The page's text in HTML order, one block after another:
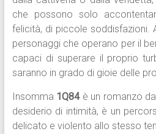
che possono solo
felicità, di piccole soddisfazioni.
personaggi che operano per il
capaci di superare il proprio
saranno in grado di gioie delle
Insomma 1Q84è un romanzo
desiderio di intimità, è un
delicato e violento allo stesso